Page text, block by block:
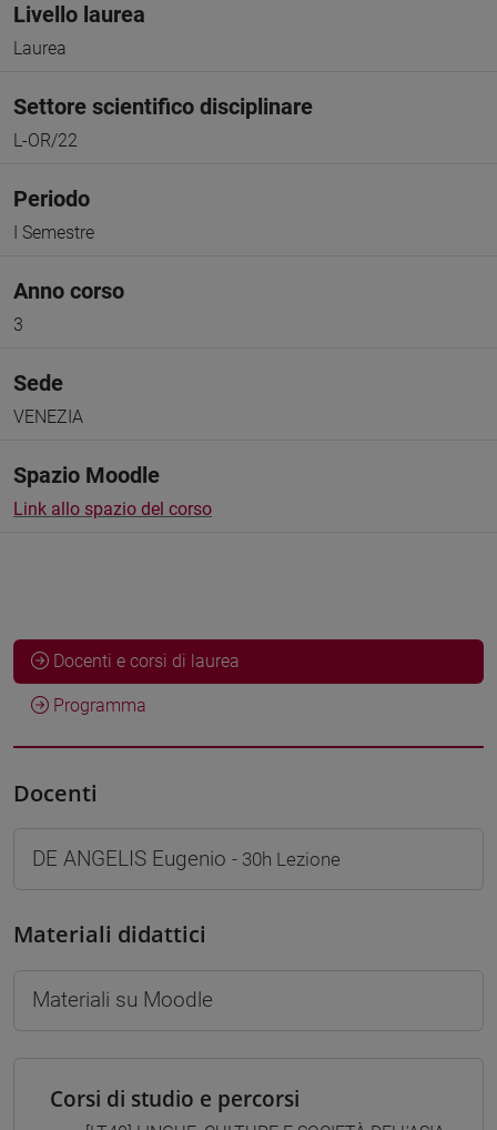
Livello laurea
Laurea
Settore scientifico disciplinare
L-OR/22
Periodo
I Semestre
Anno corso
3
Sede
VENEZIA
Spazio Moodle
Link allo spazio del corso
Docenti e corsi di laurea
Programma
Docenti
DE ANGELIS Eugenio - 30h Lezione
Materiali didattici
Materiali su Moodle
Corsi di studio e percorsi